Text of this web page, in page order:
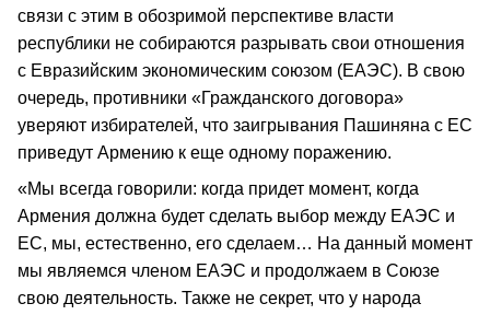
связи с этим в обозримой перспективе власти
республики не собираются разрывать свои отношения
с Евразийским экономическим союзом (ЕАЭС). В свою
очередь, противники «Гражданского договора»
уверяют избирателей, что заигрывания Пашиняна с ЕС
приведут Армению к еще одному поражению.
«Мы всегда говорили: когда придет момент, когда
Армения должна будет сделать выбор между ЕАЭС и
ЕС, мы, естественно, его сделаем… На данный момент
мы являемся членом ЕАЭС и продолжаем в Союзе
свою деятельность. Также не секрет, что у народа